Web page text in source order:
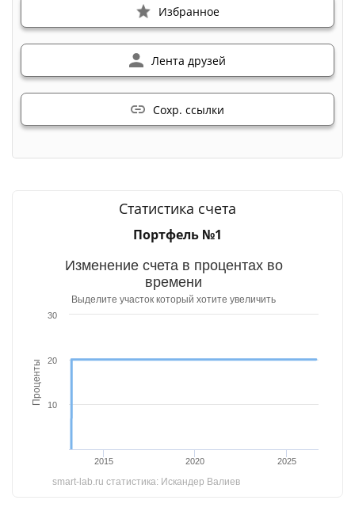
Избранное
Лента друзей
Сохр. ссылки
Статистика счета
Портфель №1
smart-lab.ru статистика: Искандер Валиев
Проценты
Изменение счета в процентах во
времени
Выделите участок который хотите увеличить
2015 2020 2025
10
20
30